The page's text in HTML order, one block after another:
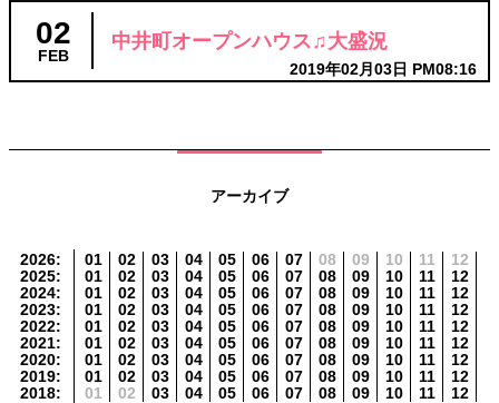
02
FEB
中井町オープンハウス♫大盛況
2019年02月03日 PM08:16
アーカイブ
2026: 01 02 03 04 05 06 07 08 09 10 11
12
2025: 01 02 03 04 05 06 07 08 09 10 11
12
2024: 01 02 03 04 05 06 07 08 09 10 11
12
2023: 01 02 03 04 05 06 07 08 09 10 11
12
2022: 01 02 03 04 05 06 07 08 09 10 11
12
2021: 01 02 03 04 05 06 07 08 09 10 11
12
2020: 01 02 03 04 05 06 07 08 09 10 11
12
2019: 01 02 03 04 05 06 07 08 09 10 11
12
2018: 01 02 03 04 05 06 07 08 09 10 11 12